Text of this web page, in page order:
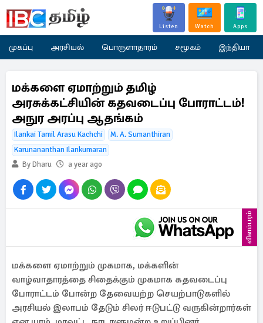
Listen Watch Apps
முகப்பு அரசியல் பொருளாதாரம் சமூகம் இந்தியா
மக்களை ஏமாற்றும் தமிழ்
அரசுக்கட்சியின் கதவடைப்பு போராட்டம்!
அநுர அரப்பு ஆதங்கம்
Ilankai Tamil Arasu Kachchi
M. A. Sumanthiran
Karunananthan Ilankumaran
By Dharu
a year ago
விளம்பரம்
மக்களை ஏமாற்றும் முகமாக, மக்களின்
வாழ்வாதாரத்தை சிதைக்கும் முகமாக கதவடைப்பு
போராட்டம் போன்ற தேவையற்ற செயற்பாடுகளில்
அரசியல் இலாபம் தேடும் சிலர் ஈடுபட்டு வருகின்றார்கள்